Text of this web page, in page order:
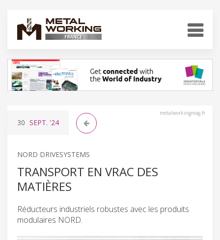
metalworkingmag.fr
30 SEPT. '24
NORD DRIVESYSTEMS
TRANSPORT EN VRAC DES
MATIÈRES
Réducteurs industriels robustes avec les produits
modulaires NORD.